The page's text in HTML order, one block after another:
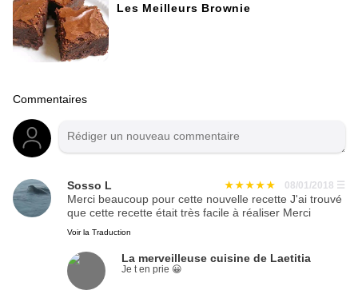
Les Meilleurs Brownie
Commentaires
Sosso L 08/01/2018 ☰
Merci beaucoup pour cette nouvelle recette J'ai trouvé
que cette recette était très facile à réaliser Merci
Voir la Traduction
La merveilleuse cuisine de Laetitia
Je t en prie 😀